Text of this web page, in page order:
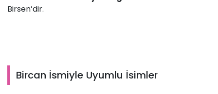
Birsen’dir.
Bircan İsmiyle Uyumlu İsimler